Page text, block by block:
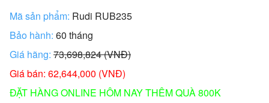
Mã sản phẩm: Rudi RUB235
Bảo hành: 60 tháng
Giá hãng: 73,698,824 (VNĐ)
Giá bán: 62,644,000 (VNĐ)
ĐẶT HÀNG ONLINE HÔM NAY THÊM QUÀ 800K